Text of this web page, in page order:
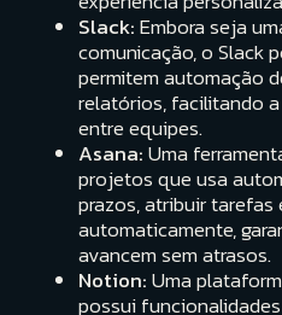
Slack:Embora seja
comunicação, o Slack
permitem automação
relatórios, facilitando
entre equipes.
Asana:Uma
projetos que usa
prazos, atribuir
automaticamente,
avancem sem atrasos.
Notion:Uma
possui